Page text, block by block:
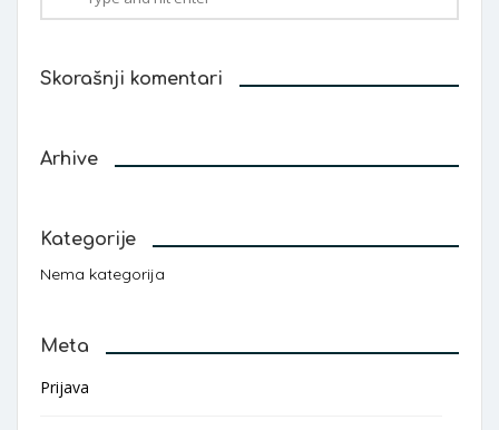
Skorašnji komentari
Arhive
Kategorije
Nema kategorija
Meta
Prijava